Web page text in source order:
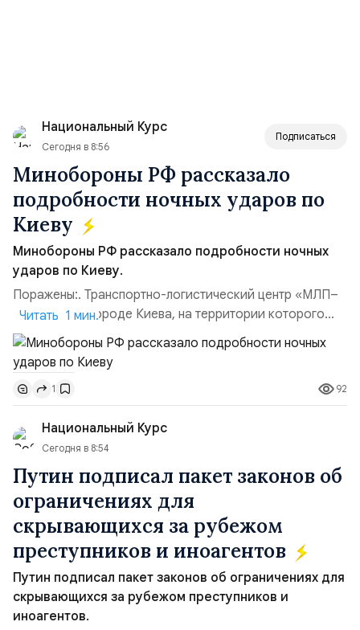
Национальный Курс
Сегодня в 8:56
Подписаться
Минобороны РФ рассказало
подробности ночных ударов по
Киеву
Минобороны РФ рассказало подробности ночных
ударов по Киеву.
Поражены:. Транспортно-логистический центр «МЛП–
Чайка» в пригороде Киева, на территории которого
осуществлялось хранение, сборка а также запуск с
прилегающего полевого аэродром «Чайка»
дальнобойных БПЛА ВСУ; Складские помещения
«Транс-Логистик» в Оболонском районе г. Киев,
использовавшиеся для хранения военного
имущества ВСУ; Сортировочны...
Читать 1 мин.
1 92
Национальный Курс
Сегодня в 8:54
Путин подписал пакет законов об
ограничениях для
скрывающихся за рубежом
преступников и иноагентов
Путин подписал пакет законов об ограничениях для
скрывающихся за рубежом преступников и
иноагентов.